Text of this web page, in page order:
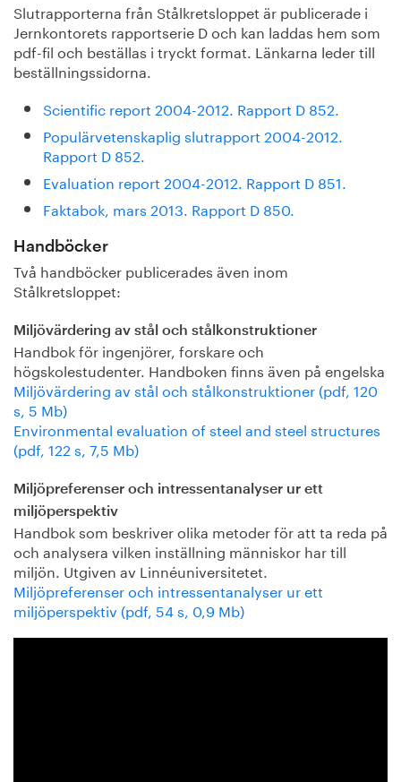
Slutrapporterna från Stålkretsloppet är publicerade i
Jernkontorets rapportserie D och kan laddas hem som
pdf-fil och beställas i tryckt format. Länkarna leder till
beställningssidorna.
Scientific report 2004-2012. Rapport D 852.
Populärvetenskaplig slutrapport 2004-2012.
Rapport D 852.
Evaluation report 2004-2012. Rapport D 851.
Faktabok, mars 2013. Rapport D 850.
Handböcker
Två handböcker publicerades även inom
Stålkretsloppet:
Miljövärdering av stål och stålkonstruktioner
Handbok för ingenjörer, forskare och
högskolestudenter. Handboken finns även på engelska
Miljövärdering av stål och stålkonstruktioner (pdf, 120
s, 5 Mb)
Environmental evaluation of steel and steel structures
(pdf, 122 s, 7,5 Mb)
Miljöpreferenser och intressentanalyser ur ett
miljöperspektiv
Handbok som beskriver olika metoder för att ta reda på
och analysera vilken inställning människor har till
miljön. Utgiven av Linnéuniversitetet.
Miljöpreferenser och intressentanalyser ur ett
miljöperspektiv (pdf, 54 s, 0,9 Mb)